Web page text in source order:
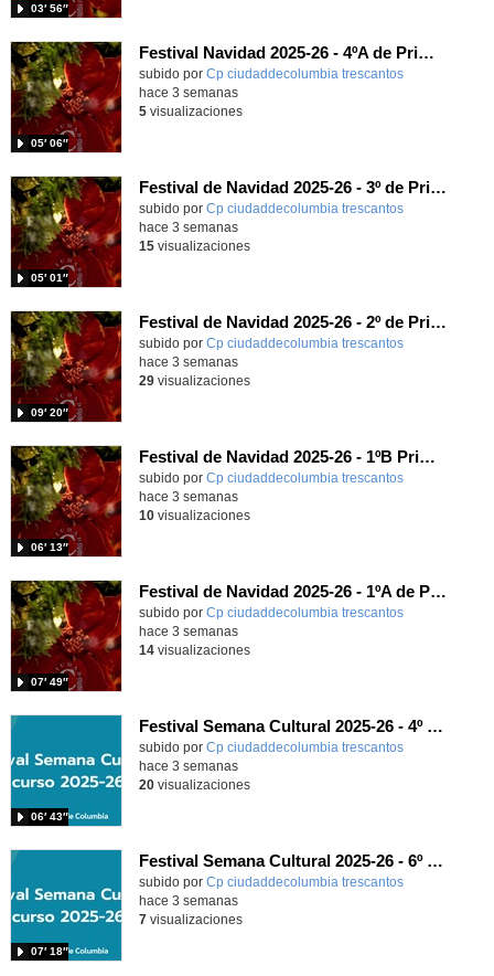
03′ 56″
Festival Navidad 2025-26 - 4ºA de Primaria
subido por Cp ciudaddecolumbia trescantos
05′ 06″
-
hace 3 semanas
5visualizaciones
Festival de Navidad 2025-26 - 3º de Primaria
subido por Cp ciudaddecolumbia trescantos
05′ 01″
-
hace 3 semanas
15visualizaciones
Festival de Navidad 2025-26 - 2º de Primaria
subido por Cp ciudaddecolumbia trescantos
09′ 20″
-
hace 3 semanas
29visualizaciones
Festival de Navidad 2025-26 - 1ºB Primaria
subido por Cp ciudaddecolumbia trescantos
06′ 13″
-
hace 3 semanas
10visualizaciones
Festival de Navidad 2025-26 - 1ºA de Primaria
subido por Cp ciudaddecolumbia trescantos
07′ 49″
-
hace 3 semanas
14visualizaciones
Festival Semana Cultural 2025-26 - 4º de Primaria
subido por Cp ciudaddecolumbia trescantos
06′ 43″
-
hace 3 semanas
20visualizaciones
Festival Semana Cultural 2025-26 - 6º de Primaria
subido por Cp ciudaddecolumbia trescantos
07′ 18″
-
hace 3 semanas
7visualizaciones